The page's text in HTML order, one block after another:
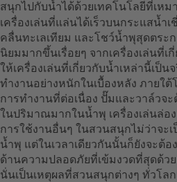
สนุกไปกับน้ำได้ด้วยเทคโนโลยีที่เหม
เครื่องเล่นที่แล่นได้เร็วบนกระแสน้ำ
คลื่นทะเลเทียม และโชว์น้ำพุสุดตระ
นิยมมากขึ้นเรื่อยๆ จากเครื่องเล่นที่เ
ให้เครื่องเล่นที่เกี่ยวกับน้ำเหล่านี้เป็น
ทำงานอย่างหนักในเบื้องหลัง ภายใ
การทำงานที่ต่อเนื่อง ปั๊มและวาล์วจ
ในปริมาณมากในน้ำพุ เครื่องเล่นล่อ
การใช้งานอื่นๆ ในสวนสนุกไม่ว่าจะ
น้ำพุ แต่ในเวลาเดียวกันนั้นก็ยังจะต้
ด้านความปลอดภัยที่เข้มงวดที่สุดด้วย
นั่นเป็นเหตุผลที่สวนสนุกต่างๆ ทั่วโล